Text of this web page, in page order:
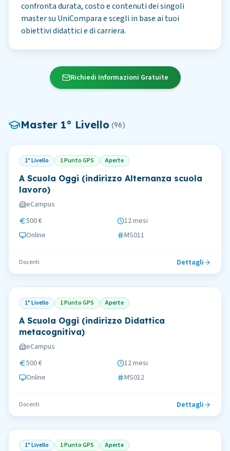
confronta durata, costo e contenuti dei singoli
master su UniCompara e scegli in base ai tuoi
obiettivi didattici e di carriera.
Richiedi Informazioni Gratuite
Master 1° Livello (96)
1° Livello 1 Punto GPS Aperte
A Scuola Oggi (indirizzo Alternanza scuola
lavoro)
eCampus
500 €
12 mesi
Online
MS011
Docenti Dettagli
1° Livello 1 Punto GPS Aperte
A Scuola Oggi (indirizzo Didattica
metacognitiva)
eCampus
500 €
12 mesi
Online
MS012
Docenti Dettagli
1° Livello 1 Punto GPS Aperte